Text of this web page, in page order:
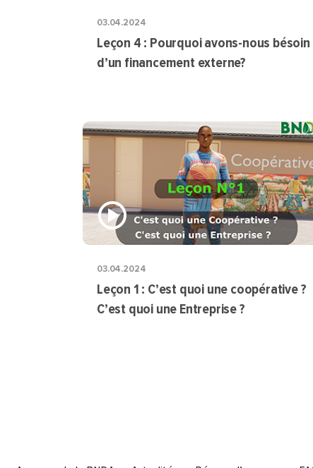
03.04.2024
Leçon 4 : Pourquoi avons-nous bésoin
d’un financement externe?
03.04.2024
Leçon 1 : C’est quoi une coopérative ?
C’est quoi une Entreprise ?